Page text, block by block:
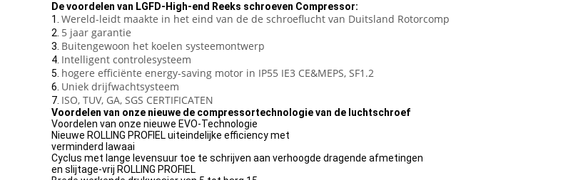
De voordelen van LGFD-High-end Reeks schroeven Compressor:
1. Wereld-leidt maakte in het eind van de de schroeflucht van Duitsland Rotorcomp
2. 5 jaar garantie
3. Buitengewoon het koelen systeemontwerp
4. Intelligent controlesysteem
5. hogere efficiënte energy-saving motor in IP55 IE3 CE&MEPS, SF1.2
6. Uniek drijfwachtsysteem
7. ISO, TUV, GA, SGS CERTIFICATEN
Voordelen van onze nieuwe de compressortechnologie van de luchtschroef
Voordelen van onze nieuwe EVO-Technologie
Nieuwe ROLLING PROFIEL uiteindelijke efficiency met
verminderd lawaai
Cyclus met lange levensuur toe te schrijven aan verhoogde dragende afmetingen
en slijtage-vrij ROLLING PROFIEL